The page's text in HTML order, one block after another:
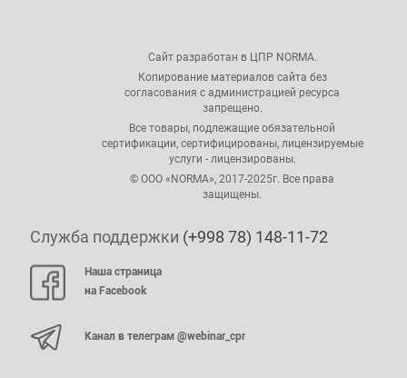
Сайт разработан в ЦПР NORMA.
Копирование материалов сайта без
согласования с администрацией ресурса
запрещено.
Все товары, подлежащие обязательной
сертификации, сертифицированы, лицензируемые
услуги - лицензированы.
© ООО «NORMA», 2017-2025г. Все права
защищены.
Служба поддержки (+998 78) 148-11-72
Наша страница
на Facebook
Канал в телеграм @webinar_cpr